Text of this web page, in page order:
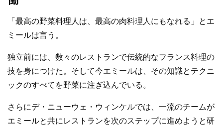
「最高の野菜料理人は、最高の肉料理人にもなれる」とエ
ミールは言う。
独立前には、数々のレストランで伝統的なフランス料理の
技を身につけた。そして今エミールは、その知識とテクニ
ックのすべてを野菜に注ぎ込んでいる。
さらにデ・ニューウェ・ウィンケルでは、一流のチームが
エミールと共にレストランを次のステップに進めようと研